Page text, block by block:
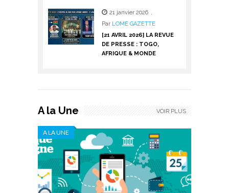
21 janvier 2026 ,
Par LOME GAZETTE
[21 AVRIL 2026] LA REVUE
DE PRESSE : TOGO,
AFRIQUE & MONDE
A la Une
A LA UNE
VOIR PLUS